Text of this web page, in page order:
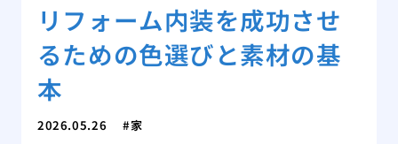
リフォーム内装を成功させ
るための色選びと素材の基
本
2026.05.26 家